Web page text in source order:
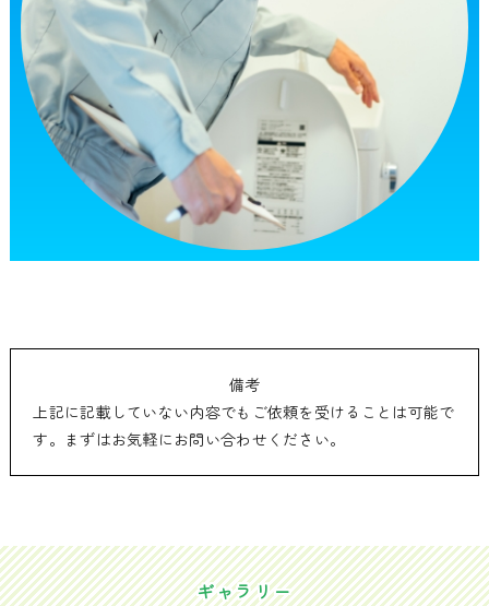
備考
上記に記載していない内容でもご依頼を受けることは可能で
す。まずはお気軽にお問い合わせください。
ギャラリー